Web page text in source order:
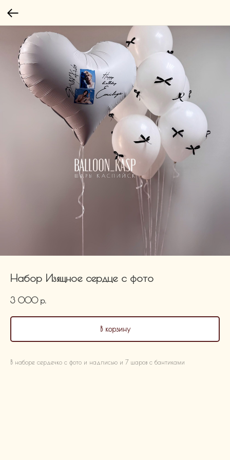
Набор Изящное сердце с фото
3 000 р.
В корзину
В наборе сердечко с фото и надписью и 7 шаров с бантиками